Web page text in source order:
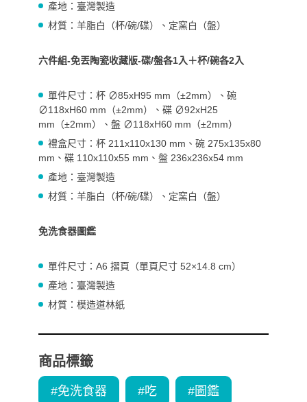
產地：臺灣製造
材質：羊脂白（杯/碗/碟）、定窯白（盤）
六件組-免丟陶瓷收藏版-碟/盤各1入＋杯/碗各2入
單件尺寸：杯 ∅85xH95 mm（±2mm）、碗
∅118xH60 mm（±2mm）、碟 ∅92xH25
mm（±2mm）、盤 ∅118xH60 mm（±2mm）
禮盒尺寸：杯 211x110x130 mm、碗 275x135x80
mm、碟 110x110x55 mm、盤 236x236x54 mm
產地：臺灣製造
材質：羊脂白（杯/碗/碟）、定窯白（盤）
免洗食器圖鑑
單件尺寸：A6 摺頁（單頁尺寸 52×14.8 cm）
產地：臺灣製造
材質：模造道林紙
商品標籤
#免洗食器 #吃 #圖鑑